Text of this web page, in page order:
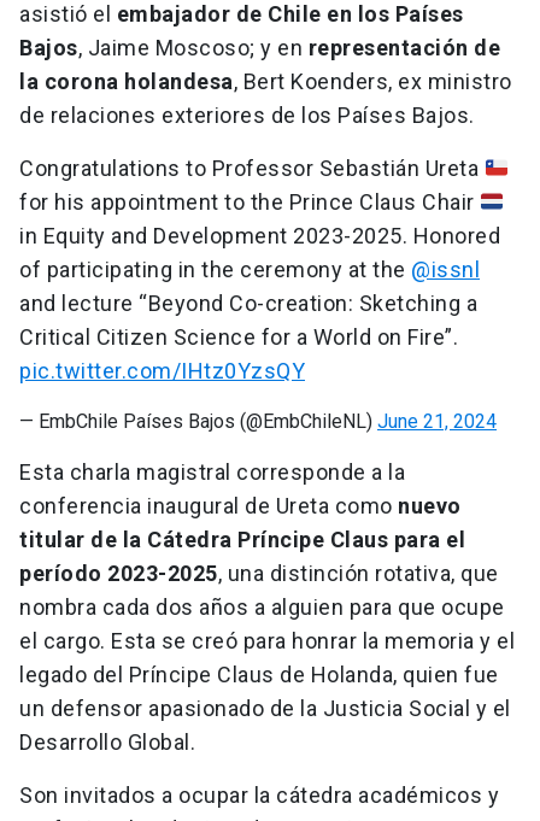
asistió el embajador de Chile en los Países
Bajos, Jaime Moscoso; y en representación de
la corona holandesa, Bert Koenders, ex ministro
de relaciones exteriores de los Países Bajos.
Congratulations to Professor Sebastián Ureta
for his appointment to the Prince Claus Chair
in Equity and Development 2023-2025. Honored
of participating in the ceremony at the @issnl
and lecture “Beyond Co-creation: Sketching a
Critical Citizen Science for a World on Fire”.
pic.twitter.com/IHtz0YzsQY
— EmbChile Países Bajos (@EmbChileNL) June 21, 2024
Esta charla magistral corresponde a la
conferencia inaugural de Ureta como nuevo
titular de la Cátedra Príncipe Claus para el
período 2023-2025, una distinción rotativa, que
nombra cada dos años a alguien para que ocupe
el cargo. Esta se creó para honrar la memoria y el
legado del Príncipe Claus de Holanda, quien fue
un defensor apasionado de la Justicia Social y el
Desarrollo Global.
Son invitados a ocupar la cátedra académicos y